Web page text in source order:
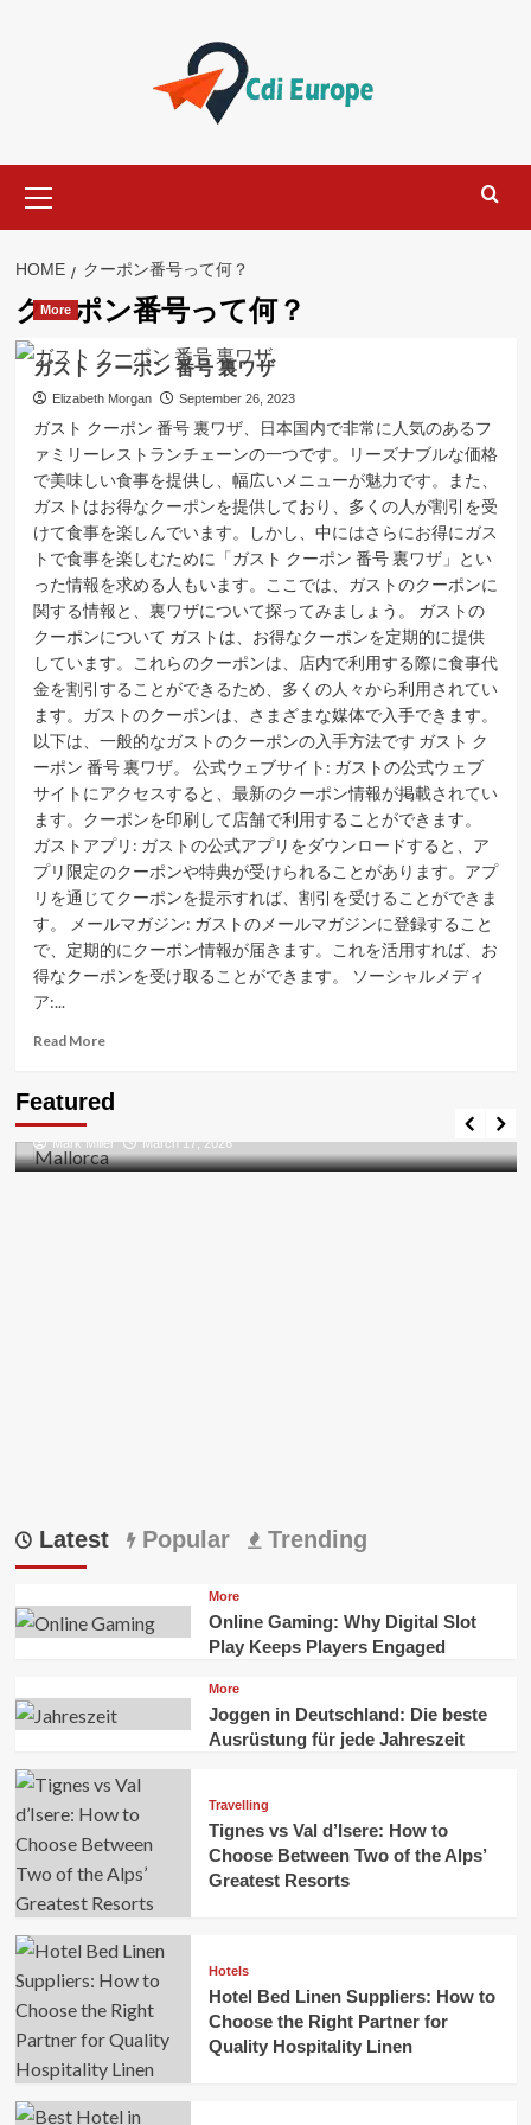
Menu
HOME クーポン番号って何？
クーポン番号って何？
More
ガスト クーポン 番号 裏ワザ
Elizabeth Morgan September 26, 2023
ガスト クーポン 番号 裏ワザ、日本国内で非常に人気のあるフ
ァミリーレストランチェーンの一つです。リーズナブルな価格
で美味しい食事を提供し、幅広いメニューが魅力です。また、
ガストはお得なクーポンを提供しており、多くの人が割引を受
けて食事を楽しんでいます。しかし、中にはさらにお得にガス
トで食事を楽しむために「ガスト クーポン 番号 裏ワザ」とい
った情報を求める人もいます。ここでは、ガストのクーポンに
関する情報と、裏ワザについて探ってみましょう。 ガストの
クーポンについて ガストは、お得なクーポンを定期的に提供
しています。これらのクーポンは、店内で利用する際に食事代
金を割引することができるため、多くの人々から利用されてい
ます。ガストのクーポンは、さまざまな媒体で入手できます。
以下は、一般的なガストのクーポンの入手方法です ガスト ク
ーポン 番号 裏ワザ。 公式ウェブサイト: ガストの公式ウェブ
サイトにアクセスすると、最新のクーポン情報が掲載されてい
ます。クーポンを印刷して店舗で利用することができます。
ガストアプリ: ガストの公式アプリをダウンロードすると、ア
プリ限定のクーポンや特典が受けられることがあります。アプ
リを通じてクーポンを提示すれば、割引を受けることができま
す。 メールマガジン: ガストのメールマガジンに登録すること
で、定期的にクーポン情報が届きます。これを活用すれば、お
得なクーポンを受け取ることができます。 ソーシャルメディ
ア:...
Read MoreRead
ガ
ト
ク
Featured
Discovering the Unspoiled Beauty of Mallorca
Mark Miller March 17, 2026
Latest Popular Trending
More
Online Gaming: Why Digital Slot
Play Keeps Players Engaged
More
Joggen in Deutschland: Die beste
Ausrüstung für jede Jahreszeit
Travelling
Tignes vs Val d’Isere: How to
Choose Between Two of the Alps’
Greatest Resorts
Hotels
Hotel Bed Linen Suppliers: How to
Choose the Right Partner for
Quality Hospitality Linen